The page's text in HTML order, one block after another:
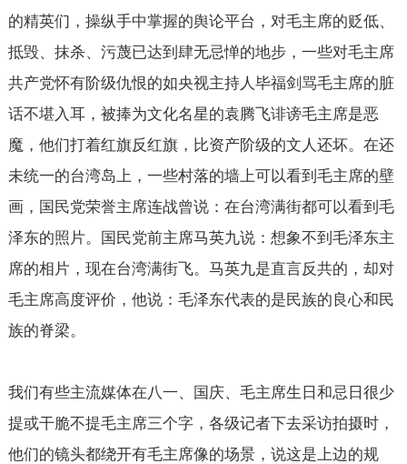
的精英们，操纵手中掌握的舆论平台，对毛主席的贬低、
抵毁、抹杀、污蔑已达到肆无忌惮的地步，一些对毛主席
共产党怀有阶级仇恨的如央视主持人毕福剑骂毛主席的脏
话不堪入耳，被捧为文化名星的袁腾飞诽谤毛主席是恶
魔，他们打着红旗反红旗，比资产阶级的文人还坏。在还
未统一的台湾岛上，一些村落的墙上可以看到毛主席的壁
画，国民党荣誉主席连战曾说：在台湾满街都可以看到毛
泽东的照片。国民党前主席马英九说：想象不到毛泽东主
席的相片，现在台湾满街飞。马英九是直言反共的，却对
毛主席高度评价，他说：毛泽东代表的是民族的良心和民
族的脊梁。
我们有些主流媒体在八一、国庆、毛主席生日和忌日很少
提或干脆不提毛主席三个字，各级记者下去采访拍摄时，
他们的镜头都绕开有毛主席像的场景，说这是上边的规